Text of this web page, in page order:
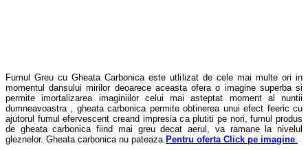
Fumul Greu cu Gheata Carbonica este utlilizat de cele mai multe ori in
momentul dansului mirilor deoarece aceasta ofera o imagine superba si
permite imortalizarea imaginiilor celui mai asteptat moment al nuntii
dumneavoastra , gheata carbonica permite obtinerea unui efect feeric cu
ajutorul fumul efervescent creand impresia ca plutiti pe nori, fumul produs
de gheata carbonica fiind mai greu decat aerul, va ramane la nivelul
gleznelor. Gheata carbonica nu pateaza. Pentru oferta Click pe imagine